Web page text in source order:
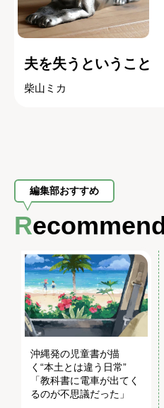
夫を失うということ
柴山ミカ
編集部おすすめ
沖縄発の児童書が描
く“本土とは違う日常”
「教科書に電車が出てく
るのが不思議だった」